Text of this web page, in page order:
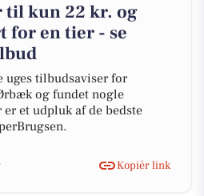
kun 22 kr. og
for en tier - se
uges tilbudsaviser for
og fundet nogle
et udpluk af de bedste
Kopiér link